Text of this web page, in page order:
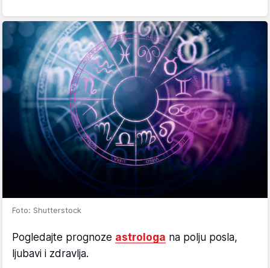
Foto: Shutterstock
Pogledajte prognoze astrologa na polju posla,
ljubavi i zdravlja.